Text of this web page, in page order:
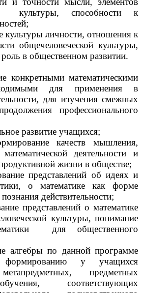
культуры, способности к
личности, отношения к
общечеловеческой культуры,
в общественном развитии.
математическими
для применения в
для изучения смежных
профессионального
развитие учащихся;
качеств мышления,
деятельности и
жизни в обществе;
представлений об идеях и
о математике как форме
действительности;
о математике
культуры, понимание
для общественного
по данной программе
формированию у учащихся
предметных
соответствующих